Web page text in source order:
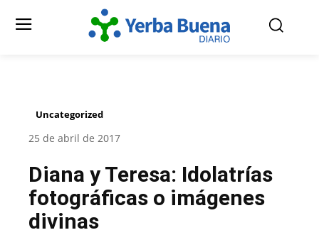
Uncategorized
25 de abril de 2017
Diana y Teresa: Idolatrías
fotográficas o imágenes
divinas